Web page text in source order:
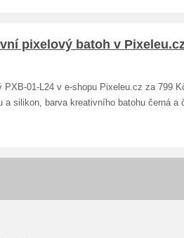
pixelový batoh v
01-L24 v e-shopu Pixeleu.cz za 799
a silikon, barva kreativního batohu černá a